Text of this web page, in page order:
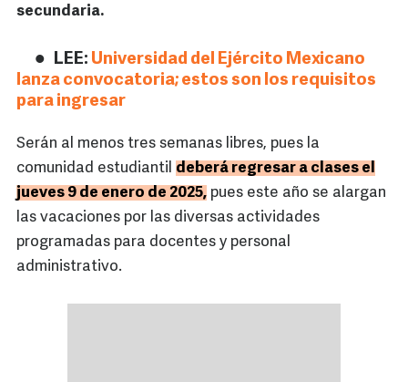
secundaria.
LEE: Universidad del Ejército Mexicano
lanza convocatoria; estos son los requisitos
para ingresar
Serán al menos tres semanas libres, pues la
comunidad estudiantil deberá regresar a clases el
jueves 9 de enero de 2025, pues este año se alargan
las vacaciones por las diversas actividades
programadas para docentes y personal
administrativo.